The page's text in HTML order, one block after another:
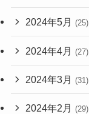
2024年5月 (25)
2024年4月 (27)
2024年3月 (31)
2024年2月 (29)